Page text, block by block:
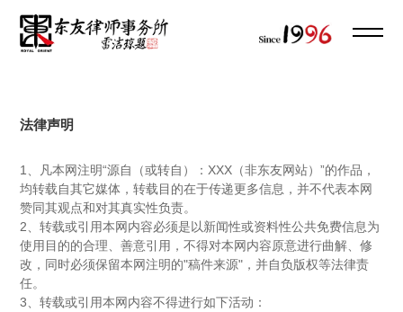
法律声明
1、凡本网注明“源自（或转自）：XXX（非东友网站）”的作品，
均转载自其它媒体，转载目的在于传递更多信息，并不代表本网
赞同其观点和对其真实性负责。
2、转载或引用本网内容必须是以新闻性或资料性公共免费信息为
使用目的的合理、善意引用，不得对本网内容原意进行曲解、修
改，同时必须保留本网注明的"稿件来源"，并自负版权等法律责
任。
3、转载或引用本网内容不得进行如下活动：